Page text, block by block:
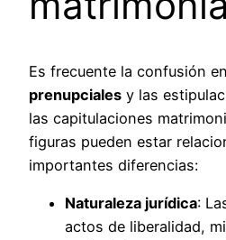
Es frecuente la confusión
prenupciales y las
las capitulaciones
figuras pueden estar
importantes diferencias:
Naturaleza jurídica:
actos de liberalidad,